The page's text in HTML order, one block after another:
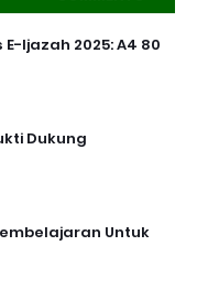
Ijazah 2025: A4 80
Dukung
Untuk